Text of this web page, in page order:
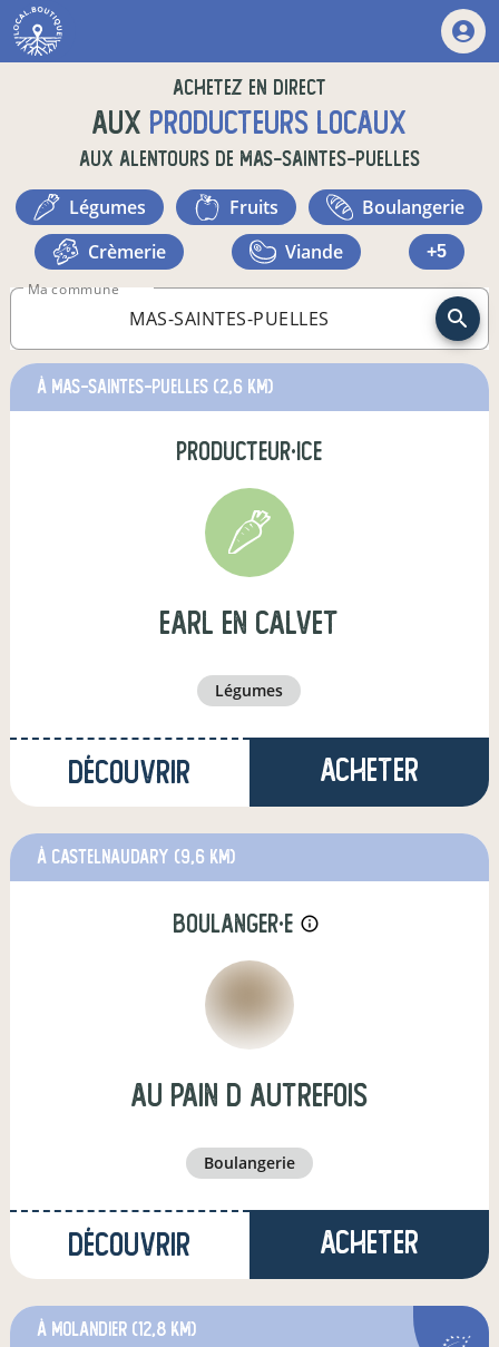
Achetez en direct
auxproducteurs locaux
aux alentours de MAS-SAINTES-PUELLES
légumes fruits
boulangerie
crèmerie
viande +5
Ma commune
à MAS-SAINTES-PUELLES (2,6 km)
producteur·ice
earl en calvet
légumes
Découvrir Acheter
à Castelnaudary (9,6 km)
boulanger·e info_outline
Au pain d autrefois
boulangerie
Découvrir Acheter
à Molandier (12,8 km)